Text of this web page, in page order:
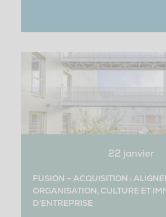
22 janvier
FUSION – ACQUISITION :
ORGANISATION, CULTURE ET
D’ENTREPRISE